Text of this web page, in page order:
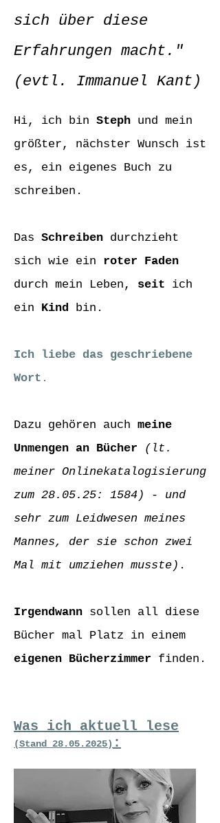
sich über diese
Erfahrungen macht."
(evtl. Immanuel Kant)
Hi, ich bin Steph und mein
größter, nächster Wunsch ist
es, ein eigenes Buch zu
schreiben.
Das Schreiben durchzieht
sich wie ein roter Faden
durch mein Leben, seit ich
ein Kind bin.
Ich liebe das geschriebene
Wort .
Dazu gehören auch meine
Unmengen an Bücher
(lt.
meiner Onlinekatalogisierung
zum 28.05.25: 1584) - und
sehr zum Leidwesen meines
Mannes, der sie schon zwei
Mal mit umziehen musste) .
Irgendwann sollen all diese
Bücher mal Platz in einem
eigenen Bücherzimmer finden.
Was ich aktuell lese
(Stand 28.05.2025) :